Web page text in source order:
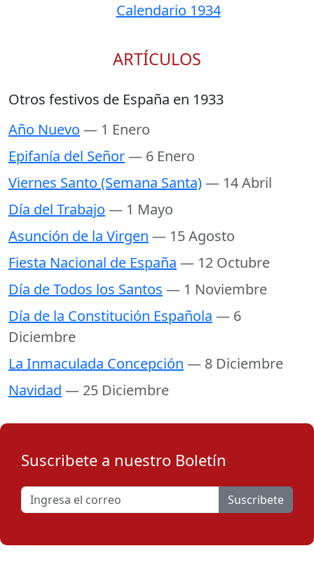
Calendario 1934
ARTÍCULOS
Otros festivos de España en 1933
Año Nuevo — 1 Enero
Epifanía del Señor— 6 Enero
Viernes Santo (Semana Santa)— 14 Abril
Día del Trabajo — 1 Mayo
Asunción de la Virgen — 15 Agosto
Fiesta Nacional de España — 12 Octubre
Día de Todos los Santos — 1 Noviembre
Día de la Constitución Española — 6
Diciembre
La Inmaculada Concepción — 8 Diciembre
Navidad — 25 Diciembre
Suscribete a nuestro Boletín
Suscribete